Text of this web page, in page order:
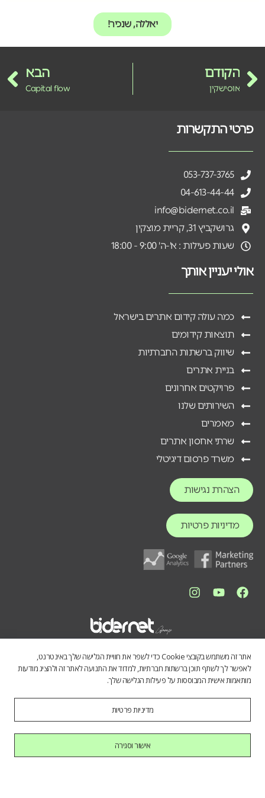
יאללה, שנכיר!
הקודם
אוסישקין
הבא
Capital flow
פרטי התקשרות
053-737-3765
04-613-44-44
info@bidernet.co.il
גרושקביץ 31, קריית מוצקין
שעות פעילות : א'-ה' 9:00 - 18:00
אולי יעניין אותך
כמה עולה קידום אתרים בישראל
תוצאות קידומים
שיווק ברשתות החברתיות
בניית אתרים
פרויקטים אחרונים
השירותים שלנו
מאמרים
שרתי אחסון אתרים
משרד פרסום דיגיטלי
הצהרת נגישות
מדיניות פרטיות
התכנים באתר נועדו לספק מידע כללי לציבור הרחב. אין לראות בהם תחליף
במידע הינו על אחריות המשתמש בלבד.
אתר זה משתמש בקובצי Cookie כדי לשפר את חוויית הגלישה שלך באינטרנט,
לאפשר לך לשתף תוכן ברשתות חברתיות, למדוד את התנועה לאתר זה ולהציג מודעות
מותאמות אישית המבוססות על פעילות הגלישה שלך.
מדיניות פרטיות
אישור וסגירה